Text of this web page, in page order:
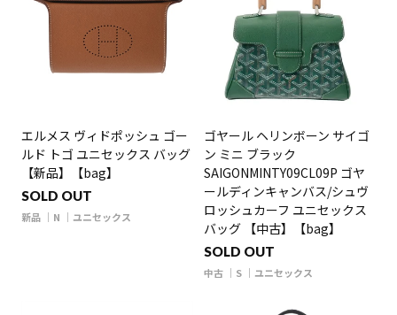
エルメス ヴィドポッシュ ゴー
ルド トゴ ユニセックス バッグ
【新品】【bag】
SOLD OUT
新品 N ユニセックス
ゴヤール ヘリンボーン サイゴ
ン ミニ ブラック
SAIGONMINTY09CL09P ゴヤ
ールディンキャンバス/シュヴ
ロッシュカーフ ユニセックス
バッグ 【中古】【bag】
SOLD OUT
中古 S ユニセックス